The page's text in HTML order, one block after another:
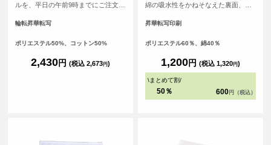
ルを、平日の午前9時までにご注文
超短納期サービスです！急なイベン
ど、時間がない時に便利！<br> 昇華
フルカラー印刷が可能。ロゴや文字
はもちろん、写真やグラデーション
自由度も高いアイテムです。
輪転昇華転写
ポリエステル50%、コットン50%
2,430円 (税込 2,673円)
綿の吸水性をかねそなえた裏面、丁
ルです。
昇華転写印刷
ポリエステル60％、綿40％
1,200円 (税込 1,320円)
\まとめて割/
50％ 600 円（税込）